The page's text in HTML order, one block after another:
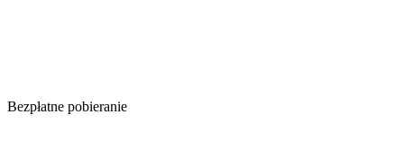
Bezpłatne pobieranie